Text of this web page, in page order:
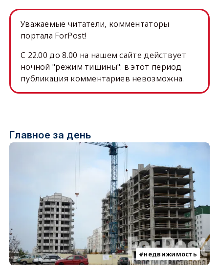
Уважаемые читатели, комментаторы
портала ForPost!
C 22.00 до 8.00 на нашем сайте действует
ночной "режим тишины": в этот период
публикация комментариев невозможна.
Главное за день
недвижимость